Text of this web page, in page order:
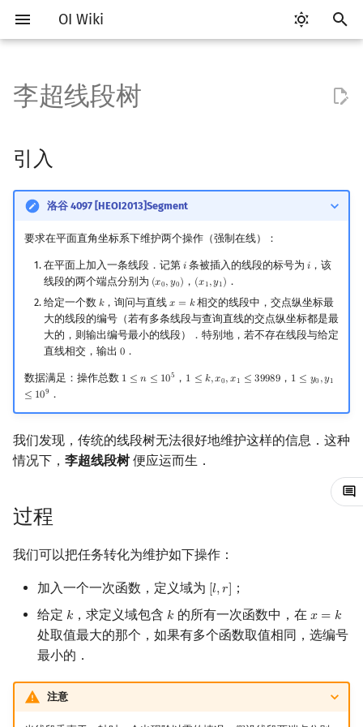
OI Wiki
以
始
Getting Started
关于本项目
如何参与
OI Wiki 不是什么
格式手册
数学符号表
F.A.Q.
镜像站列表
比赛相关简介
赛事
题型
学习路线
学习资源
技巧
常见错误
常见技巧
工具软件简介
代码编辑工具
VS Code
Atom
Eclipse
Notepad++
Dev-C++
GUIDE
Sublime Text
CP Editor
评测工具 Cena
CCR Plus
Lemon
命令行
命令行编译与调试
编译器
WSL (Windows 10)
Special Judge
Generator
Validator
Interactor
Checker
Polygon
OJ 工具
LaTeX 入门
Git
语言基础简介
C++ 基础
变量
运算
流程控制语句
高级数据类型
文件操作
C++ 标准库 STL 算法
bitset
string
pair
C++ 进阶
值类别
重载运算符
引用
常量
Lambda 表达式
C++ 与其他常用语言的区别
Pascal 转 C++ 急救
Python 速成
Java 速成
算法基础简介
复杂度
枚举
递归 & 分治
贪心
冒泡排序
插入排序
计数排序
基数排序
归并排序
锦标赛排序
Tim 排序
排序相关 STL
前缀和 & 差分
倍增
构造
搜索部分简介
DFS（搜索）
BFS（搜索）
双向搜索
启发式搜索
迭代加深搜索
IDA*
Dancing Links
Alpha–Beta 剪枝
优化
动态规划部分简介
动态规划基础
记忆化搜索
背包 DP
区间 DP
DAG 上的 DP
树形 DP
状压 DP
插头 DP
计数 DP
动态 DP
概率 DP
DP 套 DP
DP 优化
斜率优化
四边形不等式优化
Slope Trick 优化
WQS 二分
其它 DP 方法
字符串部分简介
字符串基础
标准库
字符串匹配
字符串哈希
字典树 (Trie)
前缀函数与 KMP 算法
Boyer–Moore 算法
AC 自动机
后缀数组 (SA)
后缀自动机 (SAM)
后缀平衡树
广义后缀自动机
后缀树
Manacher
数学部分简介
布尔代数
数字系统 平衡三进制
格雷码
位操作
二进制集合操作
高精度计算
快速幂
置换和排列
复数
数论
素数
最大公约数
欧拉函数
筛法
裴蜀定理 & 一次不定方程
中国剩余定理
升幂引理
阶乘取模
多项式与生成函数
快速傅里叶变换
快速数论变换
快速沃尔什变换
Chirp Z 变换
多项式多点求值|快速插值
多项式平移|连续点值平移
符号化方法
Lagrange 反演
形式幂级数复合|复合逆
组合数学
容斥原理
斐波那契数列
错位排列
卡特兰数
贝尔数
分拆数
范德蒙德卷积
Pólya 计数
线性代数
内积和外积
矩阵
初等变换
行列式
线性基
Jordan标准型
线性规划
抽象代数
环论
域论
Schreier–Sims 算法
随机变量
随机变量的数字特征
概率不等式
零和游戏
非公平组合游戏
高斯消元
牛顿迭代法
并查集
并查集复杂度
堆简介
二叉堆
配对堆
左偏树
分块思想
块状数组
块状链表
树分块
Sqrt Tree
引入
过程
合并
二叉搜索树 & 平衡树
Treap
Splay 树
WBLT
替罪羊树
笛卡尔树
Size Balanced Tree
AVL 树
左偏红黑树
AA 树
可持久化数据结构简介
可持久化线段树
可持久化块状数组
可持久化平衡树
可持久化字典树
可持久化可并堆
线段树套线段树
平衡树套线段树
线段树套平衡树
树状数组套权值线段树
分块套树状数组
Link Cut Tree
全局平衡二叉树
Euler Tour Tree
Top Tree
图论部分简介
图论相关概念
图的存储
DFS（图论）
BFS（图论）
树上问题
树的中心
树的重心
最近公共祖先
树链剖分
虚树
树哈希
树上随机游走
有向无环图
拓扑排序
k 短路
同余最短路
生成树问题
最小直径生成树
斯坦纳树
拆点
连通性相关
割点和桥
圆方树
点/边连通度
环计数问题
最小环
2-SAT
最小割
费用流
上下界网络流
Stoer–Wagner 算法
二分图最大权匹配
一般图最大匹配
一般图最大权匹配
稳定匹配
计算几何部分简介
二维计算几何基础
三维计算几何基础
Pick 定理
三角剖分
扫描线
半平面交
平面最近点对
随机增量法
反演变换
计算几何杂项
杂项简介
离散化
双指针
离线算法
整体二分
莫队算法
分数规划
随机化
爬山算法
模拟退火
悬线法
有限状态自动机
字节顺序
约瑟夫问题
表达式求值
在一台机器上规划任务
主元素问题
Garsia–Wachs 算法
15-puzzle
RMQ
并查集应用
括号序列
线段树与离线询问
李超线段树
引入
洛谷 4097 [HEOI2013]Segment
要求在平面直角坐标系下维护两个操作（强制在线）：
在平面上加入一条线段．记第 𝑖i条被插入的线段的标号为 𝑖i ，该
线段的两个端点分别为 (𝑥0,𝑦0)
(x0,y0) ， (𝑥1,𝑦1)
(x1,y1)
．
给定一个数 𝑘
k，询问与直线𝑥 = 𝑘
x=k
相交的线段中，交点纵坐标最
大的线段的编号（若有多条线段与查询直线的交点纵坐标都是最
大的，则输出编号最小的线段）．特别地，若不存在线段与给定
直线相交，输出 0
0．
数据满足：操作总数 1 ≤ 𝑛 ≤ 105
1≤n ≤105 ， 1 ≤ 𝑘,𝑥0,𝑥1 ≤ 39989
1 ≤k, x0,x1≤39989 ， 1 ≤ 𝑦0 ,𝑦1
≤ 109
1 ≤y0,y1≤10
．
我们发现，传统的线段树无法很好地维护这样的信息．这种
情况下， 李超线段树便应运而生．
过程
我们可以把任务转化为维护如下操作：
加入一个一次函数，定义域为 [𝑙,𝑟]
[l,r]
；
给定 𝑘
k ，求定义域包含 𝑘
k 的所有一次函数中，在 𝑥 = 𝑘
x=k
处取值最大的那个，如果有多个函数取值相同，选编号
最小的．
注意